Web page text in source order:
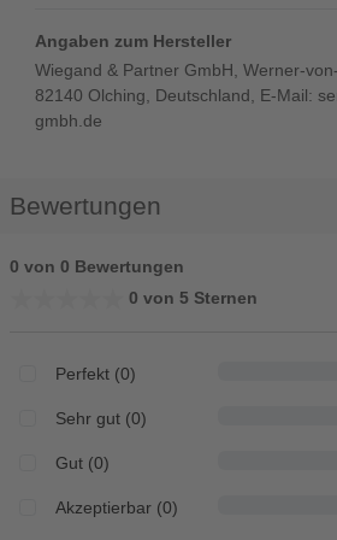
Angaben zum Hersteller
Wiegand & Partner GmbH, Werner-
82140 Olching, Deutschland, E-Mail:
gmbh.de
Bewertungen
0 von 0 Bewertungen
0 von 5 Sternen
Perfekt (0)
Sehr gut (0)
Gut (0)
Akzeptierbar (0)